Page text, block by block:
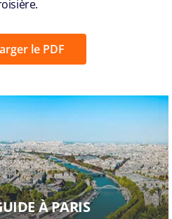
le PDF
À PARIS